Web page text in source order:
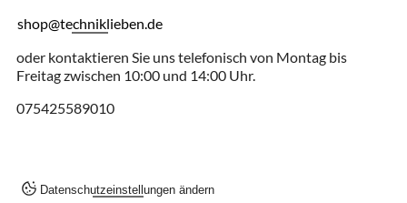
shop@techniklieben.de
oder kontaktieren Sie uns telefonisch von Montag bis
Freitag zwischen 10:00 und 14:00 Uhr.
075425589010
Datenschutzeinstellungen ändern